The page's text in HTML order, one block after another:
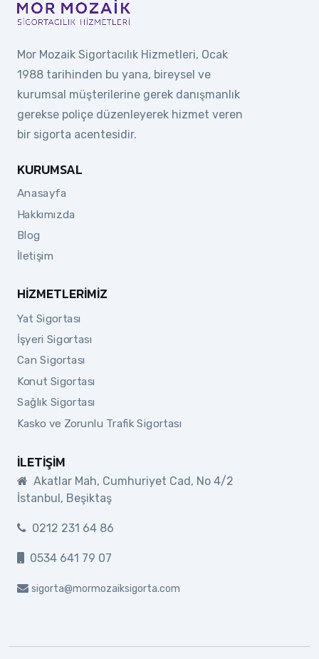
Mor Mozaik Sigortacılık Hizmetleri, Ocak
1988 tarihinden bu yana, bireysel ve
kurumsal müşterilerine gerek danışmanlık
gerekse poliçe düzenleyerek hizmet veren
bir sigorta acentesidir.
KURUMSAL
Anasayfa
Hakkımızda
Blog
İletişim
HIZMETLERIMIZ
Yat Sigortası
İşyeri Sigortası
Can Sigortası
Konut Sigortası
Sağlık Sigortası
Kasko ve Zorunlu Trafik Sigortası
İLETIŞIM
Akatlar Mah, Cumhuriyet Cad, No 4/2
İstanbul, Beşiktaş
0212 231 64 86
0534 641 79 07
sigorta@mormozaiksigorta.com